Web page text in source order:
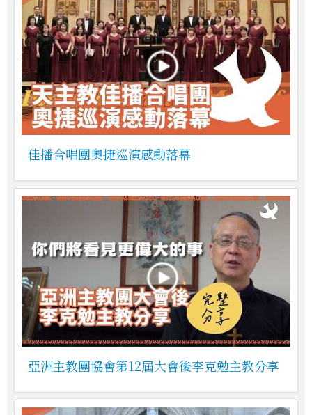
佳播合唱團奧捷巡演感動落幕
亞洲主教團協會第12屆大會後李克勉主教分享